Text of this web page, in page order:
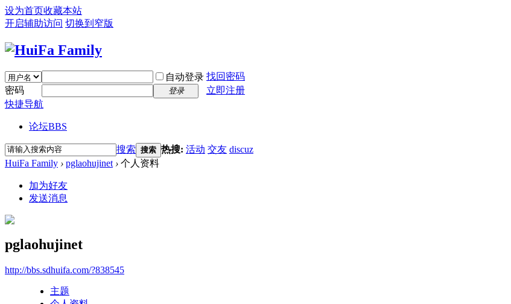
设为首页收藏本站
开启辅助访问 切换到窄版
自动登录 找回密码
密码
登录
立即注册
快捷导航
论坛BBS
搜索 搜索 热搜: 活动 交友 discuz
HuiFa Family › pglaohujinet › 个人资料
加为好友
发送消息
pglaohujinet
http://bbs.sdhuifa.com/?838545
主题